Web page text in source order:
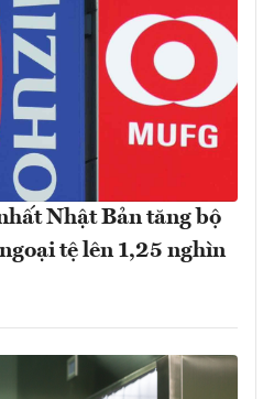
Nhật Bản tăng bộ
tệ lên 1,25 nghìn